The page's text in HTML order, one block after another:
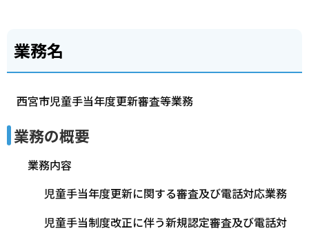
業務名
西宮市児童手当年度更新審査等業務
業務の概要
業務内容
児童手当年度更新に関する審査及び電話対応業務
児童手当制度改正に伴う新規認定審査及び電話対